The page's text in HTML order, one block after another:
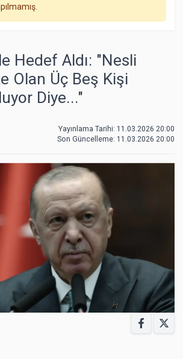
Hedef Aldı: "Nesli
Olan Üç Beş Kişi
Diye..."
Yayınlama Tarihi: 11.03.2026 20:00
Son Güncelleme: 11.03.2026 20:00